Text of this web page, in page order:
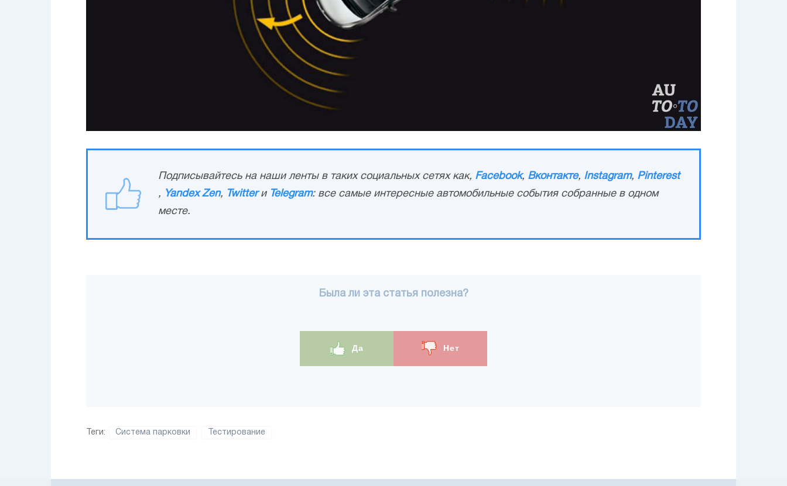
Подписывайтесь на наши ленты в таких социальных сетях как, Facebook, Вконтакте, Instagram, Pinterest
, Yandex Zen, Twitterи Telegram: все самые интересные автомобильные события собранные в одном
месте.
Была ли эта статья полезна?
Да Нет
Теги: Система парковки Тестирование